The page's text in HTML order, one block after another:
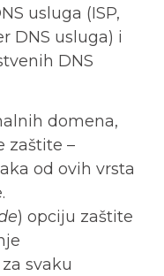
usluga (ISP,
DNS usluga) i
DNS
domena,
zaštite –
od ovih vrsta
) opciju zaštite
svaku